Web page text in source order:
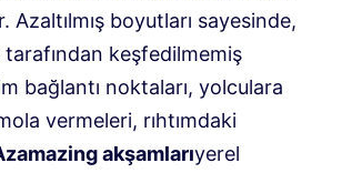
Azaltılmış boyutları sayesinde,
tarafından keşfedilmemiş
bağlantı noktaları, yolculara
vermeleri, rıhtımdaki
akşamlarıyerel